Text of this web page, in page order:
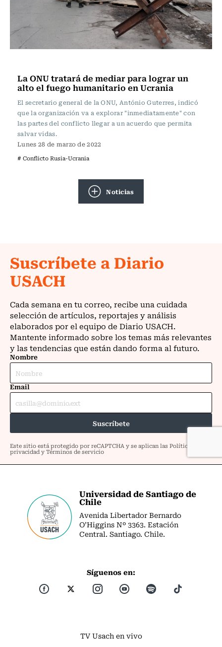
La ONU tratará de mediar para lograr un
alto el fuego humanitario en Ucrania
El secretario general de la ONU, António Guterres, indicó
que la organización va a explorar "inmediatamente" con
las partes del conflicto llegar a un acuerdo que permita
salvar vidas.
Lunes 28 de marzo de 2022
# Conflicto Rusia-Ucrania
Noticias
Universidad de Santiago de
Chile
Avenida Libertador Bernardo
O’Higgins Nº 3363. Estación
Central. Santiago. Chile.
Síguenos en:
TV Usach en vivo